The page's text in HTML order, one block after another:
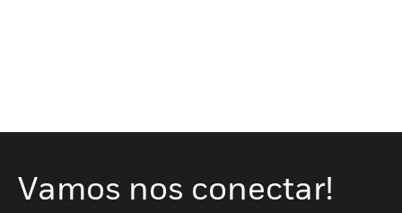
Vamos nos conectar!